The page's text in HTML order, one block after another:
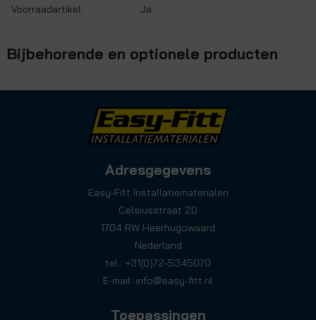
Voorraadartikel: Ja
Bijbehorende en optionele producten
Adresgegevens
Easy-Fitt Installatiematerialen
Celsiusstraat 20
1704 RW Heerhugowaard
Nederland
tel.: +31(0)72-5345070
E-mail: info@easy-fitt.nl
Toepassingen